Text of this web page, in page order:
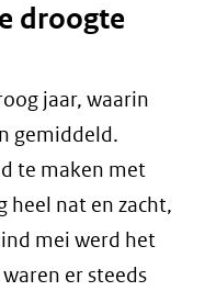
droogte
jaar, waarin
gemiddeld.
te maken met
heel nat en zacht,
mei werd het
er steeds